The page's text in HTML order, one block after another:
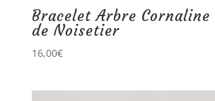
Bracelet Arbre Cornaline
de Noisetier
16,00€